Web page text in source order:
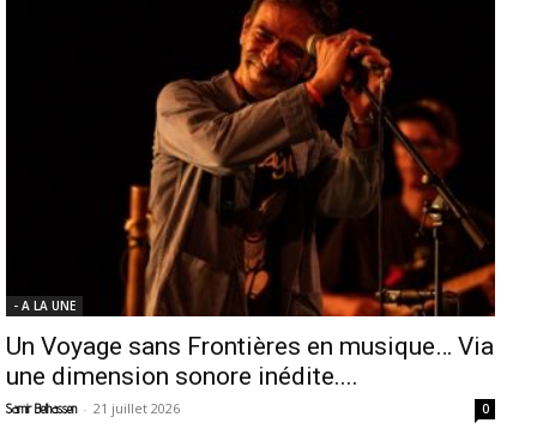
- A LA UNE
Un Voyage sans Frontières en musique… Via
une dimension sonore inédite....
Samir Belhassen - 21 juillet 2026 0